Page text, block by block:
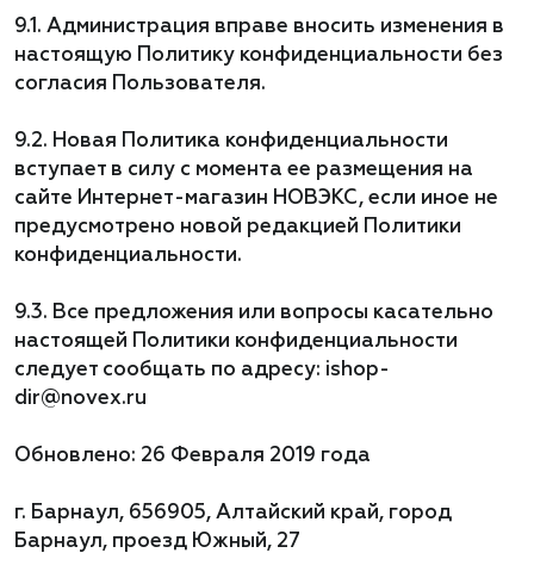
9.1. Администрация вправе вносить изменения в
настоящую Политику конфиденциальности без
согласия Пользователя.
9.2. Новая Политика конфиденциальности
вступает в силу с момента ее размещения на
сайте Интернет-магазин НОВЭКС, если иное не
предусмотрено новой редакцией Политики
конфиденциальности.
9.3. Все предложения или вопросы касательно
настоящей Политики конфиденциальности
следует сообщать по адресу: ishop-
dir@novex.ru
Обновлено: 26 Февраля 2019 года
г. Барнаул, 656905, Алтайский край, город
Барнаул, проезд Южный, 27